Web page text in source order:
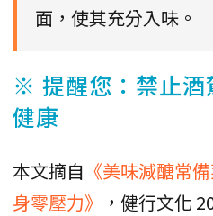
面，使其充分入味。
※ 提醒您：禁止酒
健康
本文摘自 《美味減醣常
身零壓力》
，健行文化